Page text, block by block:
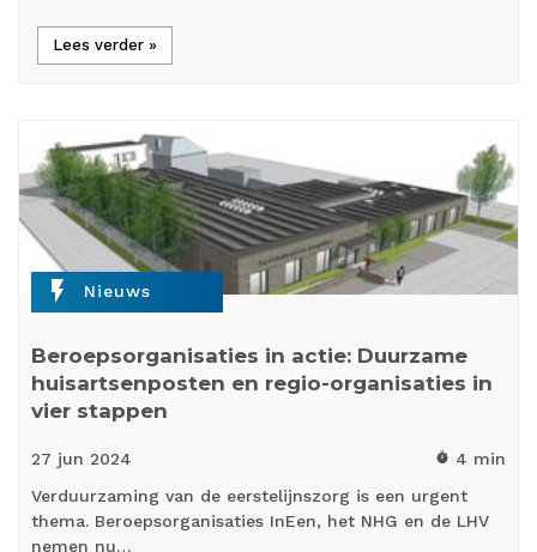
Lees verder »
flash_on Nieuws
Beroepsorganisaties in actie: Duurzame
huisartsenposten en regio-organisaties in
vier stappen
27 jun 2024 timer 4 min
Verduurzaming van de eerstelijnszorg is een urgent
thema. Beroepsorganisaties InEen, het NHG en de LHV
nemen nu…